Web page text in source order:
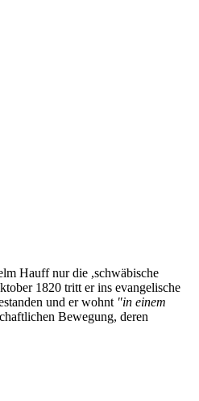
Hauff nur die ,schwäbische
1820 tritt er ins evangelische
und er wohnt "in einem
Bewegung, deren